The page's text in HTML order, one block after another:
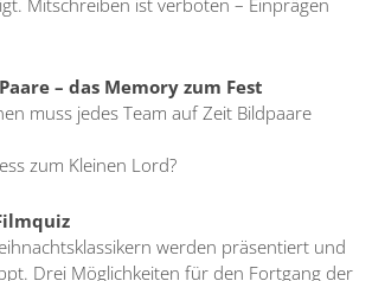
Mitschreiben ist verboten – Einprägen
– das Memory zum Fest
muss jedes Team auf Zeit Bildpaare
zum Kleinen Lord?
werden präsentiert und
Drei Möglichkeiten für den Fortgang der